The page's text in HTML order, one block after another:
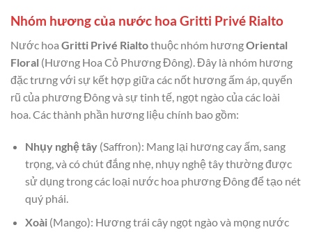
Nhóm hương của nước hoa Gritti Privé Rialto
Nước hoa Gritti Privé Rialtothuộc nhóm hươngOriental
Floral (Hương Hoa Cỏ Phương Đông). Đây là nhóm hương
đặc trưng với sự kết hợp giữa các nốt hương ấm áp, quyến
rũ của phương Đông và sự tinh tế, ngọt ngào của các loài
hoa. Các thành phần hương liệu chính bao gồm:
Nhụy nghệ tây(Saffron): Mang lại hương cay ấm, sang
trọng, và có chút đắng nhẹ, nhụy nghệ tây thường được
sử dụng trong các loại nước hoa phương Đông để tạo nét
quý phái.
Xoài(Mango): Hương trái cây ngọt ngào và mọng nước